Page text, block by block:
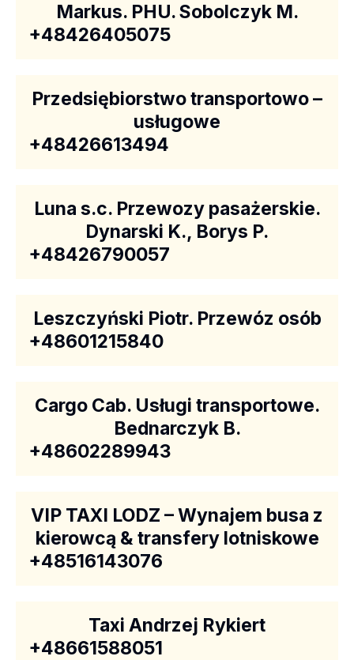
Markus. PHU. Sobolczyk M.
+48426405075
Przedsiębiorstwo transportowo –
usługowe
+48426613494
Luna s.c. Przewozy pasażerskie.
Dynarski K., Borys P.
+48426790057
Leszczyński Piotr. Przewóz osób
+48601215840
Cargo Cab. Usługi transportowe.
Bednarczyk B.
+48602289943
VIP TAXI LODZ – Wynajem busa z
kierowcą & transfery lotniskowe
+48516143076
Taxi Andrzej Rykiert
+48661588051